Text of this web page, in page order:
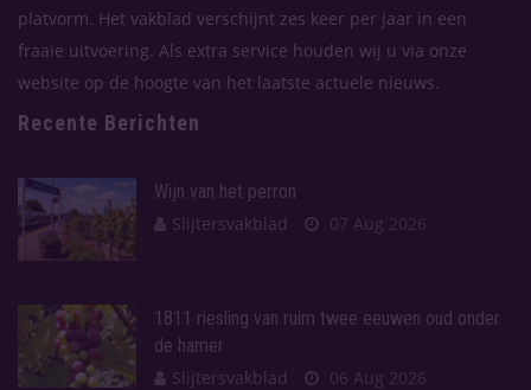
platvorm. Het vakblad verschijnt zes keer per jaar in een
fraaie uitvoering. Als extra service houden wij u via onze
website op de hoogte van het laatste actuele nieuws.
Recente Berichten
Wijn van het perron
Slijtersvakblad
07 Aug 2026
1811 riesling van ruim twee eeuwen oud onder
de hamer
Slijtersvakblad
06 Aug 2026